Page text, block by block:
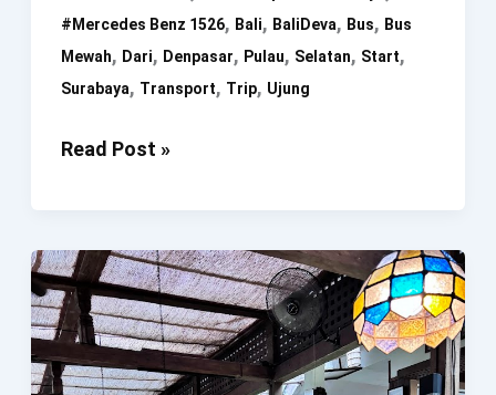
#mercedes Benz 1526, Bali, BaliDeva, Bus, Bus
Mewah, Dari, Denpasar, Pulau, Selatan, Start,
Surabaya, Transport, Trip, Ujung
Start
Pulau
Bali
‼️
Trip
Read Post »